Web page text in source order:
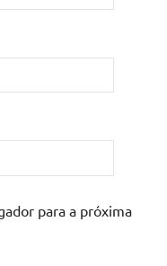
para a próxima